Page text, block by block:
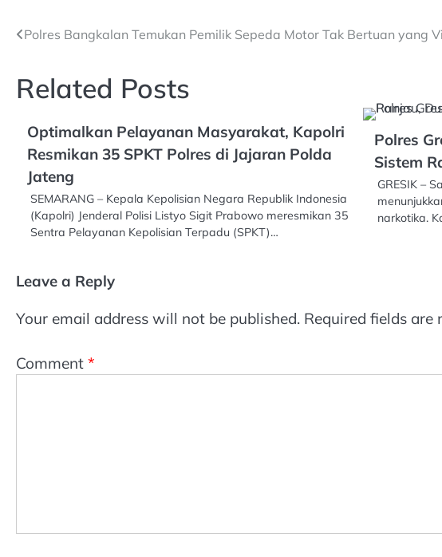
Post
Polres Bangkalan Temukan Pemilik Sepeda Motor Tak Bertuan yang
Related Posts
Optimalkan Pelayanan Masyarakat, Kapolri
Resmikan 35 SPKT Polres di Jajaran Polda
Jateng
SEMARANG – Kepala Kepolisian Negara Republik Indonesia
(Kapolri) Jenderal Polisi Listyo Sigit Prabowo meresmikan 35
Sentra Pelayanan Kepolisian Terpadu (SPKT)…
Polres
Sistem
GRESIK –
narkotika.
Leave a Reply
Your email address will not be published. Required fields are
Comment *